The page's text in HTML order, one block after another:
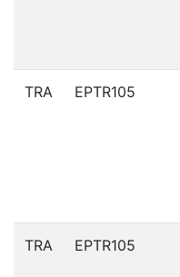
TRA EPTR105
TRA EPTR105